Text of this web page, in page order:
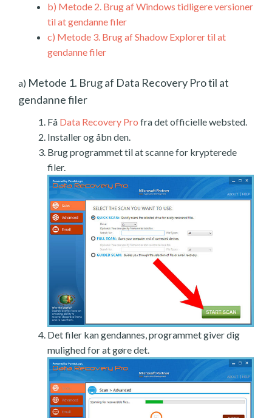
b) Metode 2. Brug af Windows tidligere versioner
til at gendanne filer
c) Metode 3. Brug af Shadow Explorer til at
gendanne filer
a) Metode 1. Brug af Data Recovery Pro til at
gendanne filer
Få Data Recovery Pro fra det officielle websted.
Installer og åbn den.
Brug programmet til at scanne for krypterede
filer.
Det filer kan gendannes, programmet giver dig
mulighed for at gøre det.